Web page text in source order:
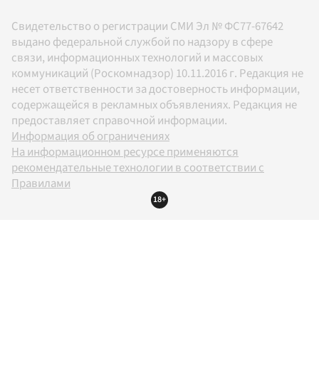
Свидетельство о регистрации СМИ Эл № ФС77-67642
выдано федеральной службой по надзору в сфере
связи, информационных технологий и массовых
коммуникаций (Роскомнадзор) 10.11.2016 г. Редакция не
несет ответственности за достоверность информации,
содержащейся в рекламных объявлениях. Редакция не
предоставляет справочной информации.
Информация об ограничениях
На информационном ресурсе применяются
рекомендательные технологии в соответствии с
Правилами
18+